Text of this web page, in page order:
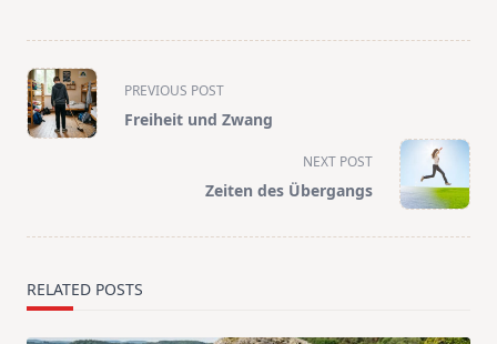
<span
class="nav-
subtitle
PREVIOUS POST
Freiheit und Zwang
NEXT POST
Zeiten des Übergangs
RELATED POSTS